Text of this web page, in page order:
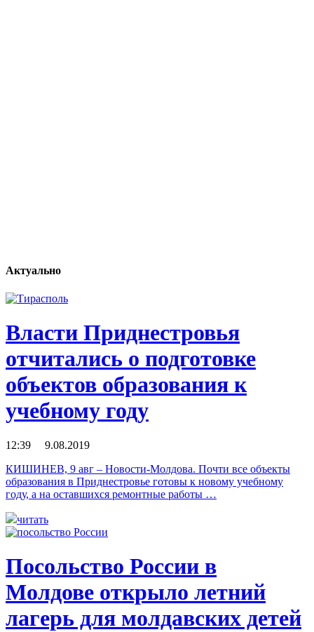
Актуально
Власти Приднестровья
отчитались о подготовке
объектов образования к
учебному году
12:39 9.08.2019
КИШИНЕВ, 9 авг – Новости-Молдова. Почти все объекты
образования в Приднестровье готовы к новому учебному
году, а на оставшихся ремонтные работы …
читать
Посольство России в
Молдове открыло летний
лагерь для молдавских детей